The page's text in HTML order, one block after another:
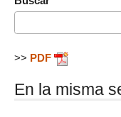
>> PDF
En la misma